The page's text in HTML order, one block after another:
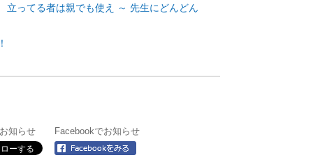
ってる者は親でも使え ～ 先生にどんどん
知らせ Facebookでお知らせ